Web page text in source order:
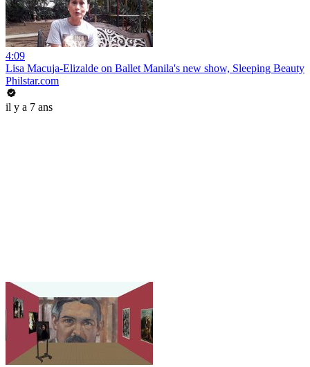
4:09
Lisa Macuja-Elizalde on Ballet Manila's new show, Sleeping Beauty
Philstar.com
il y a 7 ans